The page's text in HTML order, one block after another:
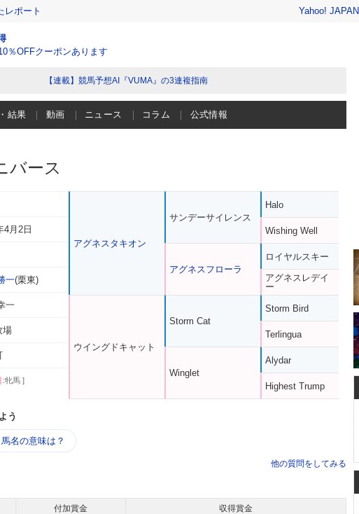
レポート Yahoo! JAPAN
％OFFクーポンあります
【連載】競馬予想AI『VUMA』の3連複指南
結果 動画 ニュース コラム 公式情報
バース
4月2日
一(栗東)
一
場
:牝馬 ]
アグネスタキオン
ウイングドキャット
サンデーサイレンス
アグネスフローラ
Storm Cat
Winglet
Halo
Wishing Well
ロイヤルスキー
アグネスレデイ
ー
Storm Bird
Terlingua
Alydar
Highest Trump
う
名の意味は？
他の質問をしてみる
付加賞金 収得賞金